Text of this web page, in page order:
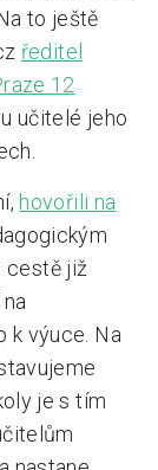
to ještě
ředitel
12
učitelé jeho
hovořili na
cestě již
k výuce. Na
je s tím